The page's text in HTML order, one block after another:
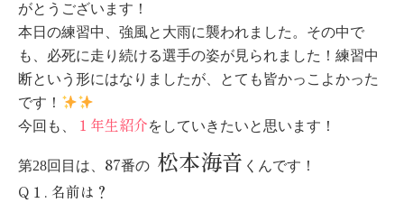
がとうございます！
本日の練習中、強風と大雨に襲われました。その中で
も、必死に走り続ける選手の姿が見られました！練習中
断という形にはなりましたが、とても皆かっこよかった
です！
今回も、
１年生紹介をしていきたいと思います！
第28回目は、 87番の 松本海音 くんです！
Q １ . 名前は？